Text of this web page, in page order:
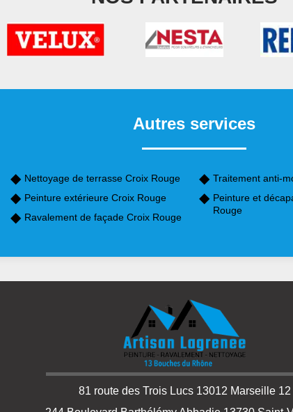
Autres services
Nettoyage de terrasse Croix Rouge
Peinture extérieure Croix Rouge
Ravalement de façade Croix Rouge
Traitement anti-
Peinture et
Rouge
81 route des Trois Lucs 13012 Marseille 12